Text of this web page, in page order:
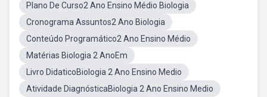
Plano De Curso2 Ano Ensino Médio Biologia
Cronograma Assuntos2 Ano Biologia
Conteúdo Programático2 Ano Ensino Médio
Matérias Biologia 2 AnoEm
Livro DidaticoBiologia 2 Ano Ensino Medio
Atividade DiagnósticaBiologia 2 Ano Ensino Medio